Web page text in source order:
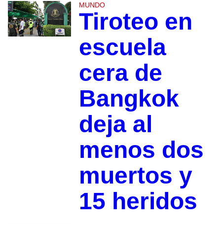
MUNDO
Tiroteo en
escuela
cera de
Bangkok
deja al
menos dos
muertos y
15 heridos